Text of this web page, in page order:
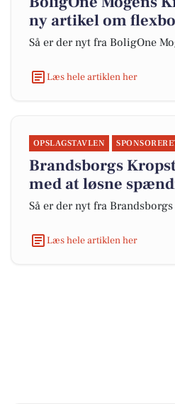
ny artikel om
Så er der nyt fra BoligOne
Læs hele artiklen her
OPSLAGSTAVLEN
Brandsborgs
med at løsne
Så er der nyt fra
Læs hele artiklen her